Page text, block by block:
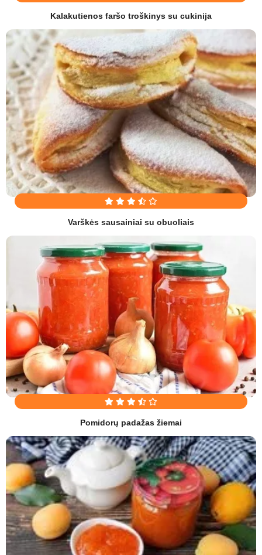
Kalakutienos faršo troškinys su cukinija
Varškės sausainiai su obuoliais
Pomidorų padažas žiemai